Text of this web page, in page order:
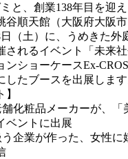
と、創業138年目を迎
谷順天館（大阪府大阪
日（土）に、うめきた外
されるイベント「未来
ンショーケースEx-
したブースを出展します
化粧品メーカーが、「
ベントに出展
企業が作った、女性に